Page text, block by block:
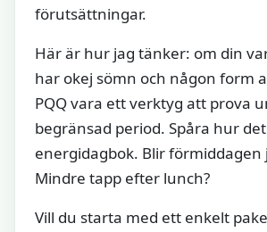
förutsättningar.
Här är hur jag tänker: om din
har okej sömn och någon form
PQQ vara ett verktyg att prova
begränsad period. Spåra hur
energidagbok. Blir förmiddagen
Mindre tapp efter lunch?
Vill du starta med ett enkelt